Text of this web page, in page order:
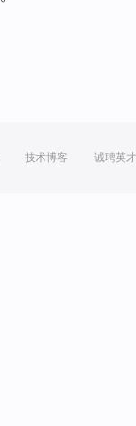
技术博客 诚聘英才